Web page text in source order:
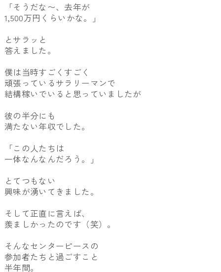
「そうだな〜、去年が
1,500万円くらいかな。」
とサラッと
答えました。
僕は当時すごくすごく
頑張っているサラリーマンで
結構稼いでいると思っていましたが
彼の半分にも
満たない年収でした。
「この人たちは
一体なんなんだろう。」
とてつもない
興味が湧いてきました。
そして正直に言えば、
羨ましかったのです（笑）。
そんなセンターピースの
参加者たちと過ごすこと
半年間。